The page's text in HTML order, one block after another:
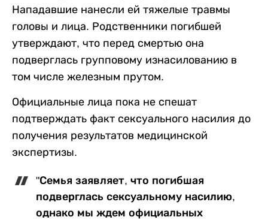
Нападавшие нанесли ей тяжелые травмы
головы и лица. Родственники погибшей
утверждают, что перед смертью она
подверглась групповому изнасилованию в
том числе железным прутом.
Официальные лица пока не спешат
подтверждать факт сексуального насилия до
получения результатов медицинской
экспертизы.
"Семья заявляет, что погибшая
подверглась сексуальному насилию,
однако мы ждем официальных